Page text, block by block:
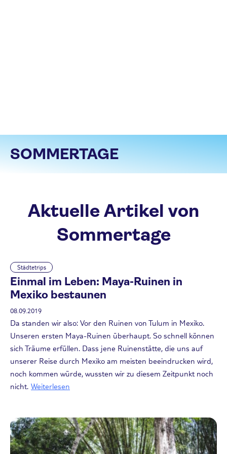
SOMMERTAGE
Aktuelle Artikel von
Sommertage
Städtetrips
Einmal im Leben: Maya-Ruinen in
Mexiko bestaunen
08.09.2019
Da standen wir also: Vor den Ruinen von Tulum in Mexiko.
Unseren ersten Maya-Ruinen überhaupt. So schnell können
sich Träume erfüllen. Dass jene Ruinenstätte, die uns auf
unserer Reise durch Mexiko am meisten beeindrucken wird,
noch kommen würde, wussten wir zu diesem Zeitpunkt noch
nicht. Weiterlesen